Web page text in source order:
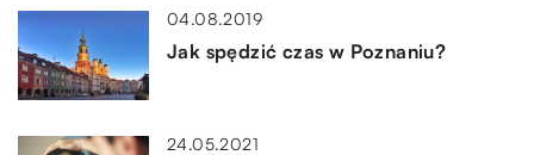
04.08.2019
Jak spędzić czas w Poznaniu?
24.05.2021